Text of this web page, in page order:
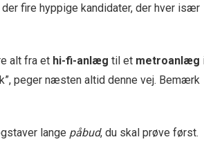
fire hyppige kandidater, der hver især
alt fra et hi-fi-anlæg til et metroanlæg
peger næsten altid denne vej. Bemærk
lange påbud, du skal prøve først.